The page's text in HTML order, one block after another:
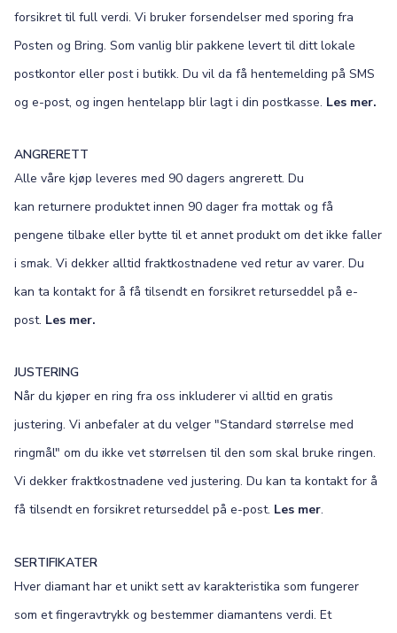
forsikret til full verdi. Vi bruker forsendelser med sporing fra
Posten og Bring. Som vanlig blir pakkene levert til ditt lokale
postkontor eller post i butikk. Du vil da få hentemelding på SMS
og e-post, og ingen hentelapp blir lagt i din postkasse. Les mer.
ANGRERETT
Alle våre kjøp leveres med 90 dagers angrerett. Du
kan returnere produktet innen 90 dager fra mottak og få
pengene tilbake eller bytte til et annet produkt om det ikke faller
i smak. Vi dekker alltid fraktkostnadene ved retur av varer. Du
kan ta kontakt for å få tilsendt en forsikret returseddel på e-
post. Les mer.
JUSTERING
Når du kjøper en ring fra oss inkluderer vi alltid en gratis
justering. Vi anbefaler at du velger "Standard størrelse med
ringmål" om du ikke vet størrelsen til den som skal bruke ringen.
Vi dekker fraktkostnadene ved justering. Du kan ta kontakt for å
få tilsendt en forsikret returseddel på e-post. Les mer.
SERTIFIKATER
Hver diamant har et unikt sett av karakteristika som fungerer
som et fingeravtrykk og bestemmer diamantens verdi. Et